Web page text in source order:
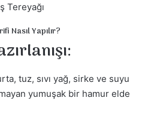
Tereyağı
Nasıl Yapılır?
tuz, sıvı yağ, sirke ve suyu
yumuşak bir hamur elde